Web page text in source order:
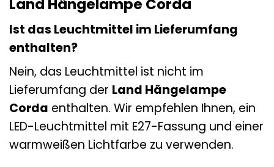
Land Hängelampe Corda
Ist das Leuchtmittel im Lieferumfang
enthalten?
Nein, das Leuchtmittel ist nicht im
Lieferumfang der Land Hängelampe
Corda enthalten. Wir empfehlen Ihnen, ein
LED-Leuchtmittel mit E27-Fassung und einer
warmweißen Lichtfarbe zu verwenden.